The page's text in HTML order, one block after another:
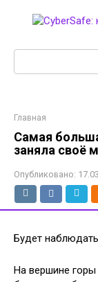
Главная
Самая
заняла своё
Опубликовано:
Будет
На вершине